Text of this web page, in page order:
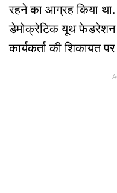
रहने का आग्रह किया
डेमोक्रेटिक यूथ
कार्यकर्ता की शिकायत